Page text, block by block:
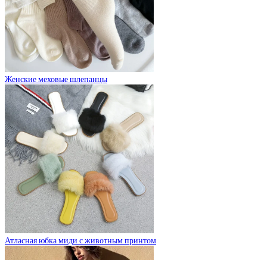
Женские меховые шлепанцы
Атласная юбка миди с животным принтом